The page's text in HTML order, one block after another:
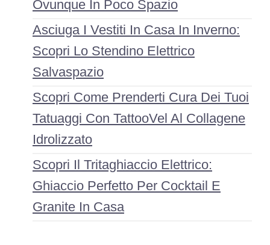
Ovunque In Poco Spazio
Asciuga I Vestiti In Casa In Inverno:
Scopri Lo Stendino Elettrico
Salvaspazio
Scopri Come Prenderti Cura Dei Tuoi
Tatuaggi Con TattooVel Al Collagene
Idrolizzato
Scopri Il Tritaghiaccio Elettrico:
Ghiaccio Perfetto Per Cocktail E
Granite In Casa